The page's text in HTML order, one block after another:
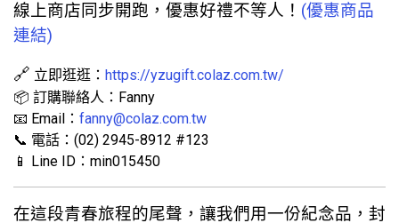
線上商店同步開跑，優惠好禮不等人！ (優惠商品
連結)
🔗 立即逛逛： https://yzugift.colaz.com.tw/
📦 訂購聯絡人：Fanny
📧 Email： fanny@colaz.com.tw
📞 電話：(02) 2945-8912 #123
📱 Line ID：min015450
在這段青春旅程的尾聲，讓我們用一份紀念品，封